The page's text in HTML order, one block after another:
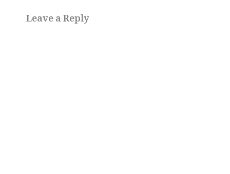
Leave a Reply